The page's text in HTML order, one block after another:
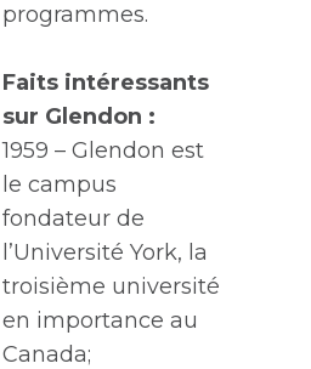
programmes.
Faits intéressants
sur Glendon :
1959 – Glendon est
le campus
fondateur de
l’Université York, la
troisième université
en importance au
Canada;